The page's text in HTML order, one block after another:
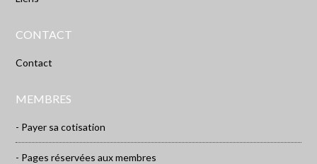
CONTACT
Contact
MEMBRES
- Payer sa cotisation
- Pages réservées aux membres